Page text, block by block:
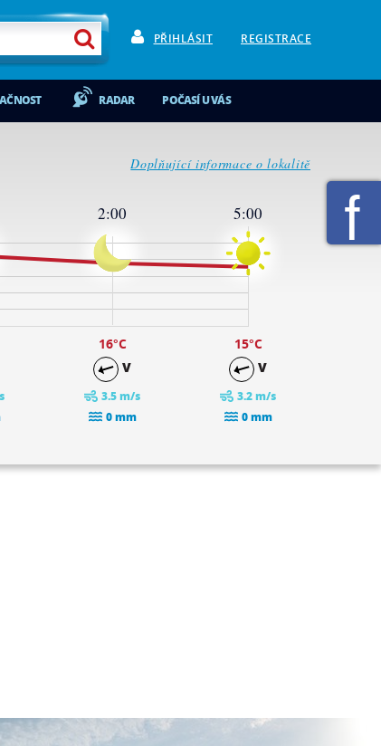
PŘIHLÁSIT REGISTRACE
RADAR POČASÍ U VÁS
Doplňující informace o lokalitě
2:00
16°C
V
3.5 m/s
0 mm
5:00
15°C
V
3.2 m/s
0 mm